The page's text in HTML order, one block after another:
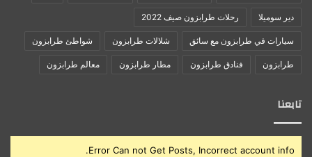
دير سوميلا رحلات طرابزون صيف 2022
سيارات في طرابزون مع سائق شلالات طرابزون شواطئ طرابزون
طرابزون فنادق طرابزون مطار طرابزون معالم طرابزون
تابعنا
Error Can not Get Posts, Incorrect account info.